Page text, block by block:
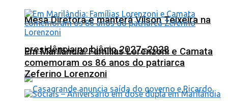
Mesa Diretora e manterá Vilson Teixeira na
presidência no biênio 2027–2028
Em Marilândia: Famílias Lorenzoni e Camata
comemoram os 86 anos do patriarca
Zeferino Lorenzoni